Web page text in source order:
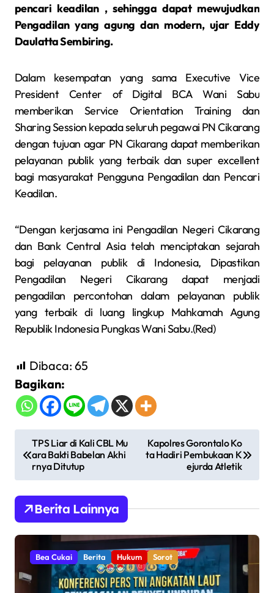
pencari keadilan , sehingga dapat mewujudkan
Pengadilan yang agung dan modern, ujar Eddy
Daulatta Sembiring.
Dalam kesempatan yang sama Executive Vice
President Center of Digital BCA Wani Sabu
memberikan Service Orientation Training dan
Sharing Session kepada seluruh pegawai PN Cikarang
dengan tujuan agar PN Cikarang dapat memberikan
pelayanan publik yang terbaik dan super excellent
bagi masyarakat Pengguna Pengadilan dan Pencari
Keadilan.
“Dengan kerjasama ini Pengadilan Negeri Cikarang
dan Bank Central Asia telah menciptakan sejarah
bagi pelayanan publik di Indonesia, Dipastikan
Pengadilan Negeri Cikarang dapat menjadi
pengadilan percontohan dalam pelayanan publik
yang terbaik di luang lingkup Mahkamah Agung
Republik Indonesia Pungkas Wani Sabu.(Red)
Dibaca: 65
Bagikan:
a
v
i
g
a
i
TPS Liar di Kali CBL Mu
ara Bakti Babelan Akhi
rnya Ditutup
Kapolres Gorontalo Ko
ta Hadiri Pembukaan K
ejurda Atletik
Berita Lainnya
Bea Cukai Berita Hukum Sorot